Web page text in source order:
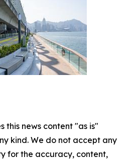
this news content "as is"
kind. We do not accept any
for the accuracy, content,